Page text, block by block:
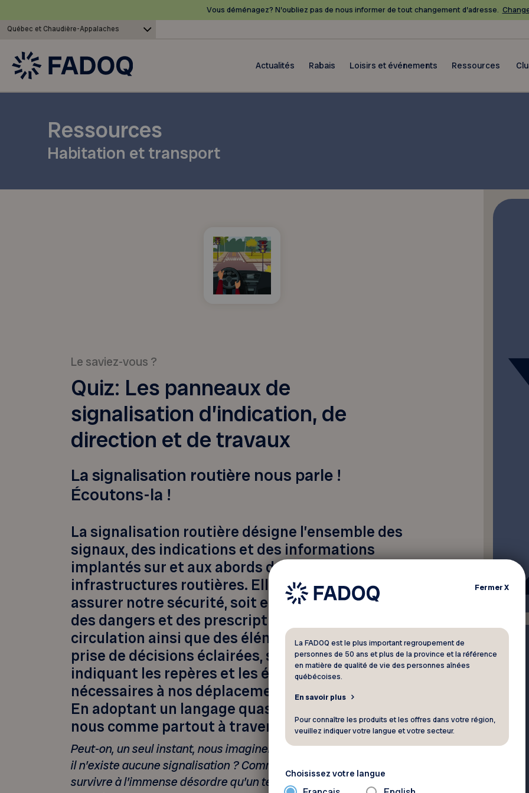
Vous déménagez? N’oubliez pas de nous informer de tout changement d’adresse.
Québec et Chaudière-Appalaches
Actualités Rabais Loisirs et événements Ressources
Ressources
Habitation et transport
Le saviez-vous ?
Quiz: Les panneaux de
signalisation d’indication, de
direction et de travaux
La signalisation routière nous parle !
Écoutons-la !
La signalisation routière désigne l’ensemble des
signaux, des indications et des informations
implantés sur et aux abords des routes et des
infrastructures routières. Elle est destinée à
assurer notre sécurité, soit en nous informant
des dangers et des prescriptions relatifs à la
circulation ainsi que des éléments utiles à la
prise de décisions éclairées, soit en nous
indiquant les repères et les équipements
nécessaires à nos déplacements. Elle nous parle.
En adoptant un langage quasi universel, chez-
nous comme partout à travers le monde.
Peut-on, un seul instant, nous imaginer circulant sur une route où
il n’existe aucune signalisation ? Comment pourrions-nous
survivre à l’immense désordre qu’un tel contexte pourrait
FermerX
La FADOQ est le plus important regroupement de
personnes de 50 ans et plus de la province et la référence
en matière de qualité de vie des personnes aînées
québécoises.
En savoir plus
Pour connaître les produits et les offres dans votre région,
veuillez indiquer votre langue et votre secteur.
Choisissez votre langue